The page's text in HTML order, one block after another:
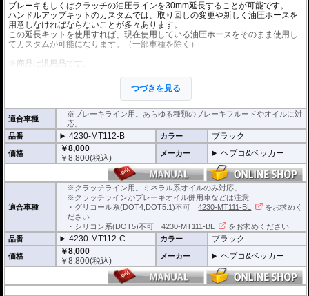
ブレーキもしくはクラッチの油圧ラインを30mm延長することが可能です。
ハンドルアップキットのカスタムでは、取り回しの変更や新しく油圧ホースを
用意しなければならないことが多々あります。
この延長キットを使用すれば、現在使用している油圧ホースをそのまま使用し
てカスタムが可能になります。（一部車種を除く）
※商品は汎用品です。
※安全に深く関わるパーツですので、プロショップでの交換を強くおすすめし
※ワイヤー仕様車には使用できません。
つづきを見る
適合車種
※ブレーキライン用。あらゆる種類のブレーキフルードやオイルに対
応。
品番
4230-MT112-B カラー ブラック
価格
￥8,000
￥8,800(税込) メーカー ヘプコ&ベッカー
適合車種
※クラッチライン用。ミネラル系オイルのみ対応。
※クラッチラインがブレーキオイル併用車などは注意
・グリコール系(DOT4,DOT5.1)不可4230-MT111-BL
をお求めく
ださい
・シリコン系(DOT5)不可4230-MT111-BL
をお求めください
品番
4230-MT112-C カラー ブラック
価格
￥8,000
￥8,800(税込) メーカー ヘプコ&ベッカー